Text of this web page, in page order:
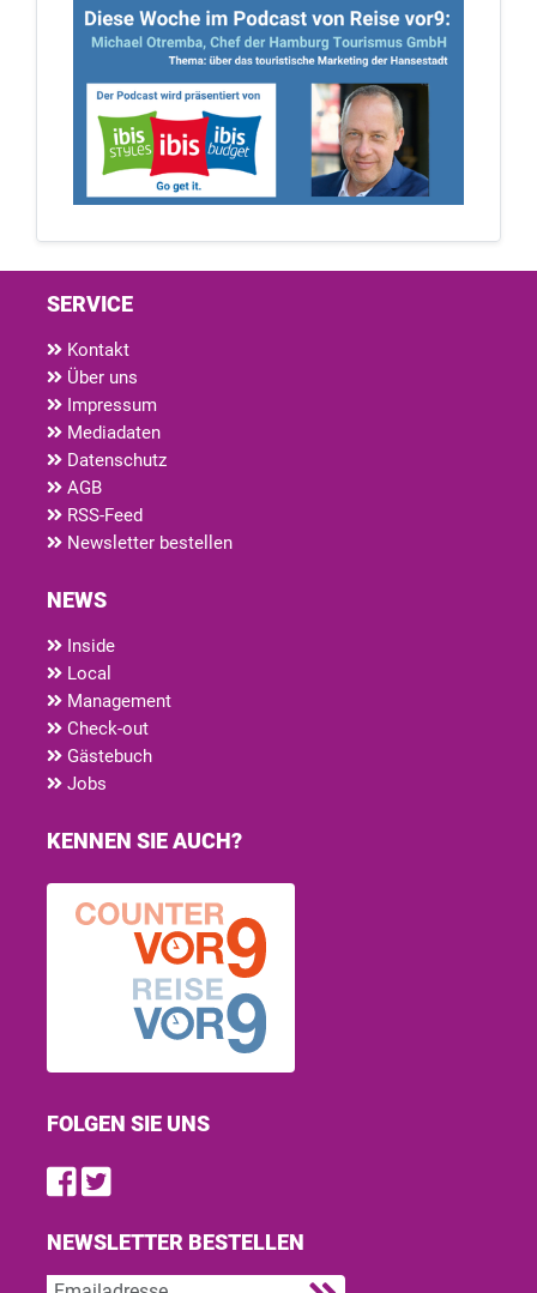
SERVICE
Kontakt
Über uns
Impressum
Mediadaten
Datenschutz
AGB
RSS-Feed
Newsletter bestellen
NEWS
Inside
Local
Management
Check-out
Gästebuch
Jobs
KENNEN SIE AUCH?
FOLGEN SIE UNS
Find us on Facebook
Follow us on Twitter
NEWSLETTER BESTELLEN